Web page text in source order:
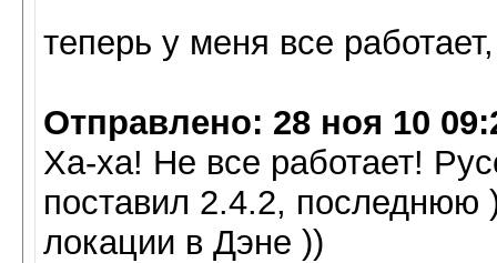
теперь у меня все
Отправлено: 28 ноя 10
Ха-ха! Не все работает!
поставил 2.4.2,
локации в Дэне ))